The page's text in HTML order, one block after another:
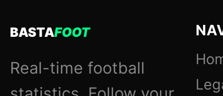
BASTAFOOT
Real-time football